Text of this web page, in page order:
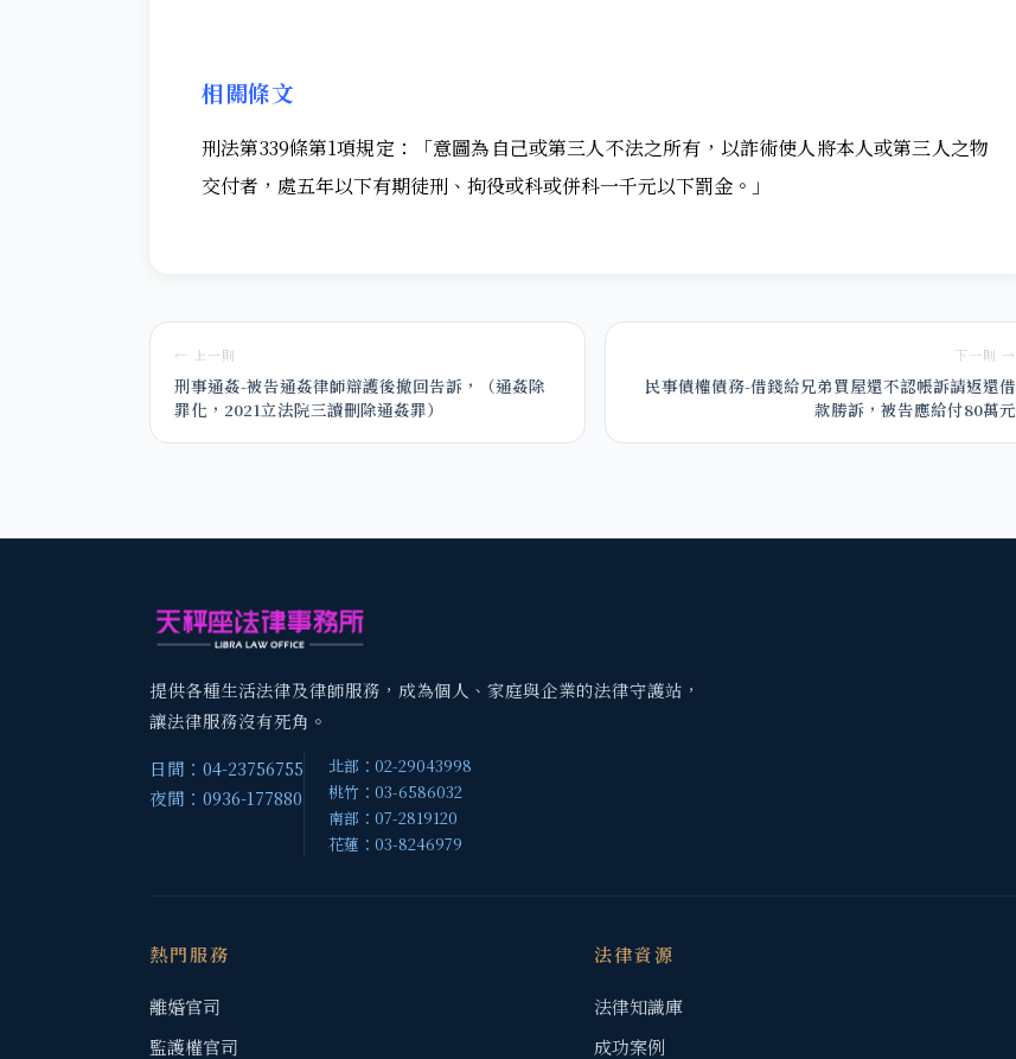
相關條文
刑法第339條第1項規定：「意圖為自己或第三人不法之所有，以詐術使人將本人或第三人之物
交付者，處五年以下有期徒刑、拘役或科或併科一千元以下罰金。」
← 上一則
刑事通姦-被告通姦律師辯護後撤回告訴，（通姦除
罪化，2021立法院三讀刪除通姦罪）
下一則 →
民事債權債務-借錢給兄弟買屋還不認帳訴請返還借
款勝訴，被告應給付80萬元
提供各種生活法律及律師服務，成為個人、家庭與企業的法律守護站，
讓法律服務沒有死角。
日間：04-23756755
夜間：0936-177880
北部：02-29043998
桃竹：03-6586032
南部：07-2819120
花蓮：03-8246979
熱門服務
離婚官司
監護權官司
法律資源
法律知識庫
成功案例